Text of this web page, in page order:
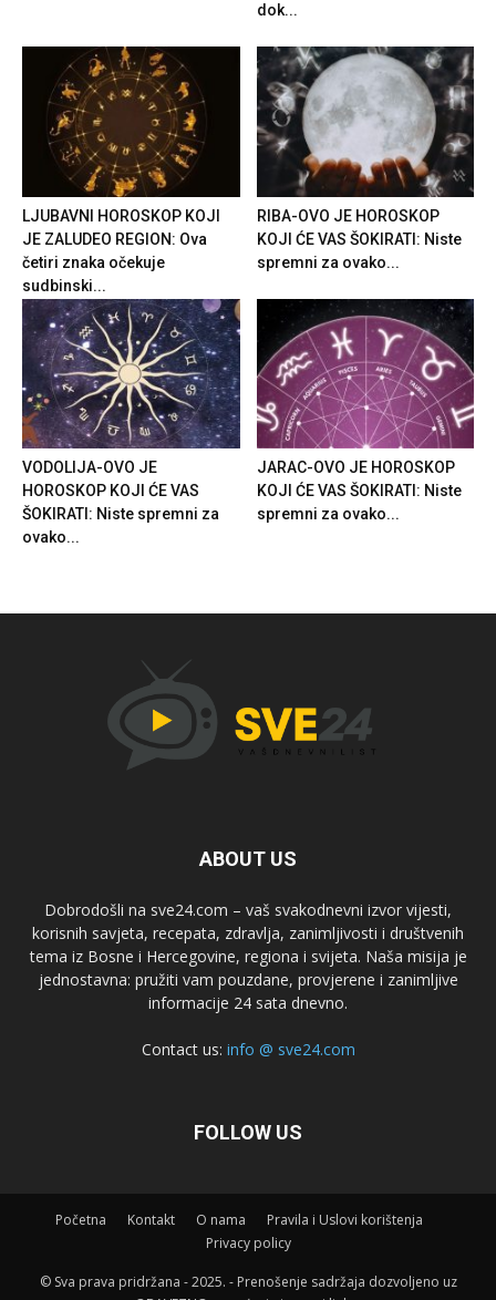
dok...
LJUBAVNI HOROSKOP KOJI
JE ZALUDEO REGION: Ova
četiri znaka očekuje
sudbinski...
RIBA-OVO JE HOROSKOP
KOJI ĆE VAS ŠOKIRATI: Niste
spremni za ovako...
VODOLIJA-OVO JE
HOROSKOP KOJI ĆE VAS
ŠOKIRATI: Niste spremni za
ovako...
JARAC-OVO JE HOROSKOP
KOJI ĆE VAS ŠOKIRATI: Niste
spremni za ovako...
ABOUT US
Dobrodošli na sve24.com – vaš svakodnevni izvor vijesti,
korisnih savjeta, recepata, zdravlja, zanimljivosti i društvenih
tema iz Bosne i Hercegovine, regiona i svijeta. Naša misija je
jednostavna: pružiti vam pouzdane, provjerene i zanimljive
informacije 24 sata dnevno.
Contact us: info @ sve24.com
FOLLOW US
Početna Kontakt O nama
Pravila i Uslovi korištenja
Privacy policy
© Sva prava pridržana - 2025. - Prenošenje sadržaja dozvoljeno uz